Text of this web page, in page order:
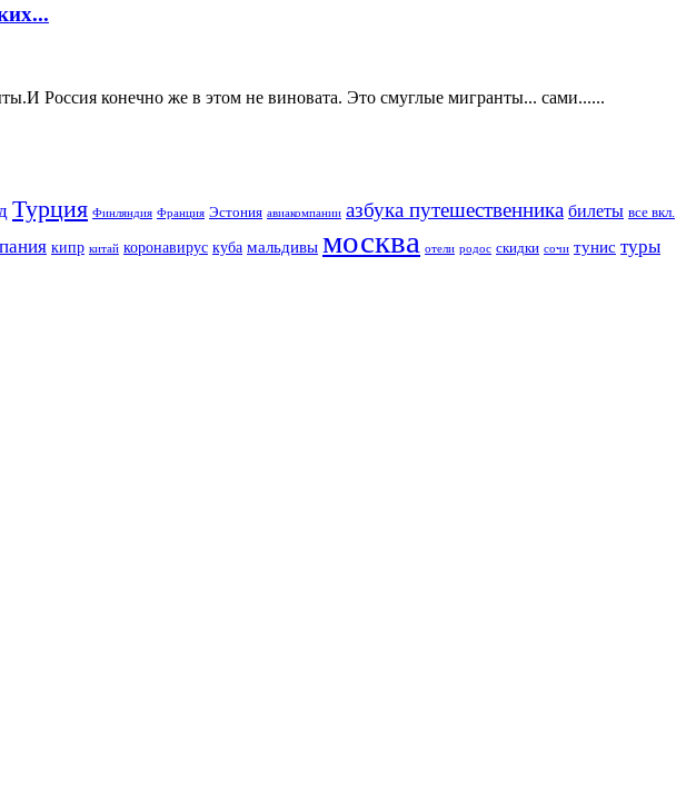
Россия конечно же в этом не виновата. Это смуглые мигранты... сами......
Турция Финляндия Франция Эстония авиакомпании азбука путешественника билеты все вкл.
кипр китай коронавирус куба мальдивы москва отели родос скидки сочи тунис туры